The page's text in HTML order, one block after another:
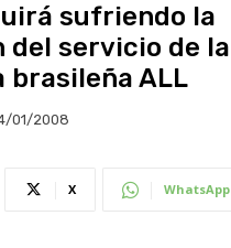
sufriendo la
del servicio de la
ALL
01/2008
X WhatsApp